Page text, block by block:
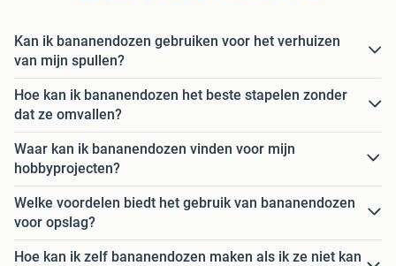
Kan ik bananendozen gebruiken voor het verhuizen
van mijn spullen?
Hoe kan ik bananendozen het beste stapelen zonder
dat ze omvallen?
Waar kan ik bananendozen vinden voor mijn
hobbyprojecten?
Welke voordelen biedt het gebruik van bananendozen
voor opslag?
Hoe kan ik zelf bananendozen maken als ik ze niet kan